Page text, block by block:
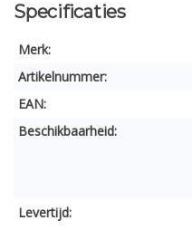
Specificaties
Merk:
Artikelnummer:
EAN:
Beschikbaarheid:
Levertijd: